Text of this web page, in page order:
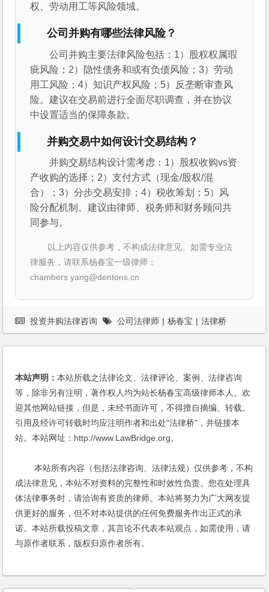
权、劳动用工等风险领域。
公司并购有哪些法律风险？
公司并购主要法律风险包括：1）股权权属瑕
疵风险；2）隐性债务和或有负债风险；3）劳动
用工风险；4）知识产权风险；5）反垄断审查风
险。建议在交易前进行全面尽职调查，并在协议
中设置适当的保障条款。
并购交易中如何设计交易结构？
并购交易结构设计需考虑：1）股权收购vs资
产收购的选择；2）支付方式（现金/股权/混
合）；3）分步交易安排；4）税收筹划；5）风
险分配机制。建议由律师、税务师和财务顾问共
同参与。
以上内容仅供参考，不构成法律意见。如需专业法
律服务，请联系杨春宝一级律师：
chambers.yang@dentons.cn
投资并购法律咨询 公司法律师 | 杨春宝 | 法律桥
本站声明：本站所载之法律论文、法律评论、案例、法律咨询
等，除非另有注明，著作权人均为站长杨春宝高级律师本人。欢
迎其他网站链接，但是，未经书面许可，不得擅自摘编、转载。
引用及经许可转载时均应注明作者和出处"法律桥"，并链接本
站。本站网址：http://www.LawBridge.org。
本站所有内容（包括法律咨询、法律法规）仅供参考，不构
成法律意见，本站不对资料的完整性和时效性负责。您在处理具
体法律事务时，请洽询有资质的律师。本站将努力为广大网友提
供更好的服务，但不对本站提供的任何免费服务作出正式的承
诺。本站所载投稿文章，其言论不代表本站观点，如需使用，请
与原作者联系，版权归原作者所有。